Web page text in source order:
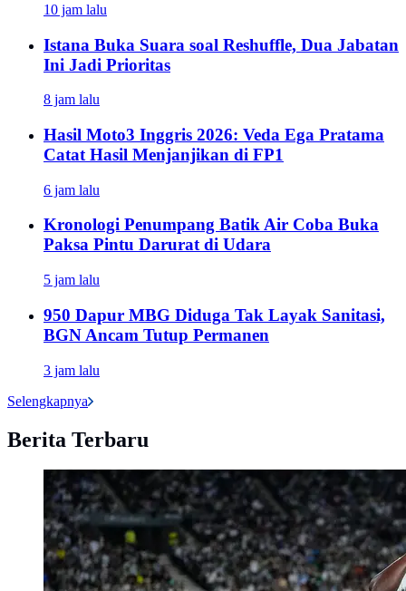
10 jam lalu
Istana Buka Suara soal Reshuffle, Dua Jabatan
Ini Jadi Prioritas
8 jam lalu
Hasil Moto3 Inggris 2026: Veda Ega Pratama
Catat Hasil Menjanjikan di FP1
6 jam lalu
Kronologi Penumpang Batik Air Coba Buka
Paksa Pintu Darurat di Udara
5 jam lalu
950 Dapur MBG Diduga Tak Layak Sanitasi,
BGN Ancam Tutup Permanen
3 jam lalu
Selengkapnya
Berita Terbaru